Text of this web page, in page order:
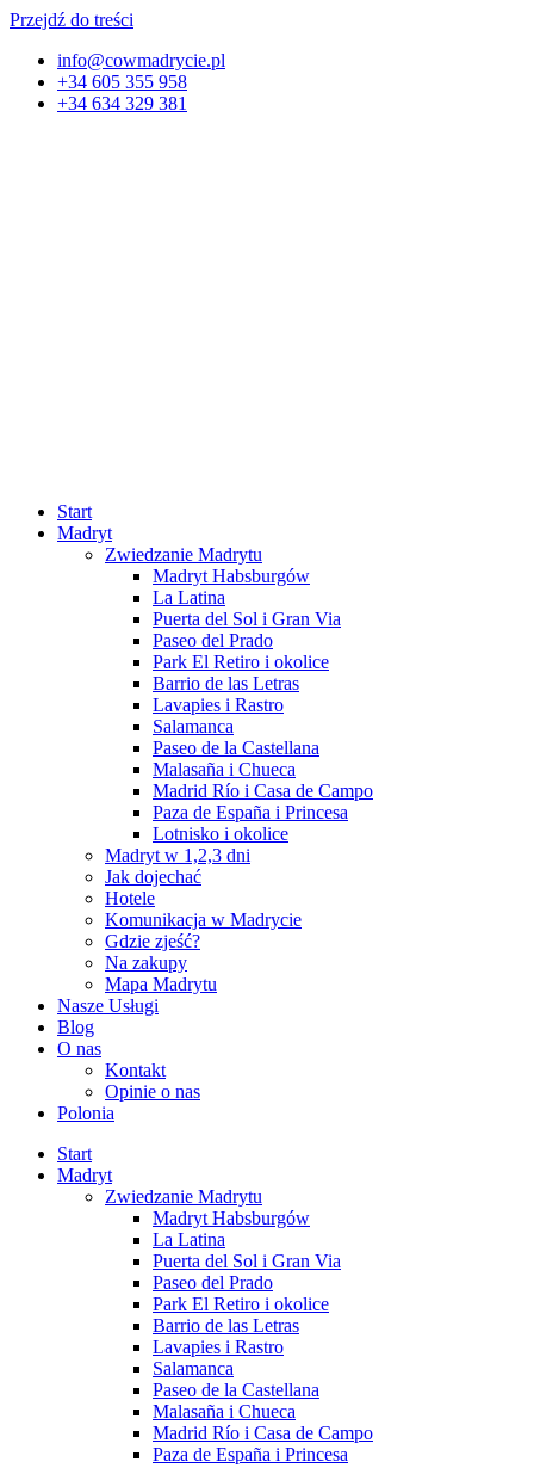
Przejdź do treści
info@cowmadrycie.pl
+34 605 355 958
+34 634 329 381​
Start
Madryt
Zwiedzanie Madrytu
Madryt Habsburgów
La Latina
Puerta del Sol i Gran Via
Paseo del Prado
Park El Retiro i okolice
Barrio de las Letras
Lavapies i Rastro
Salamanca
Paseo de la Castellana
Malasaña i Chueca
Madrid Río i Casa de Campo
Paza de España i Princesa
Lotnisko i okolice
Madryt w 1,2,3 dni
Jak dojechać
Hotele
Komunikacja w Madrycie
Gdzie zjeść?
Na zakupy
Mapa Madrytu
Nasze Usługi
Blog
O nas
Kontakt
Opinie o nas
Polonia
Start
Madryt
Zwiedzanie Madrytu
Madryt Habsburgów
La Latina
Puerta del Sol i Gran Via
Paseo del Prado
Park El Retiro i okolice
Barrio de las Letras
Lavapies i Rastro
Salamanca
Paseo de la Castellana
Malasaña i Chueca
Madrid Río i Casa de Campo
Paza de España i Princesa